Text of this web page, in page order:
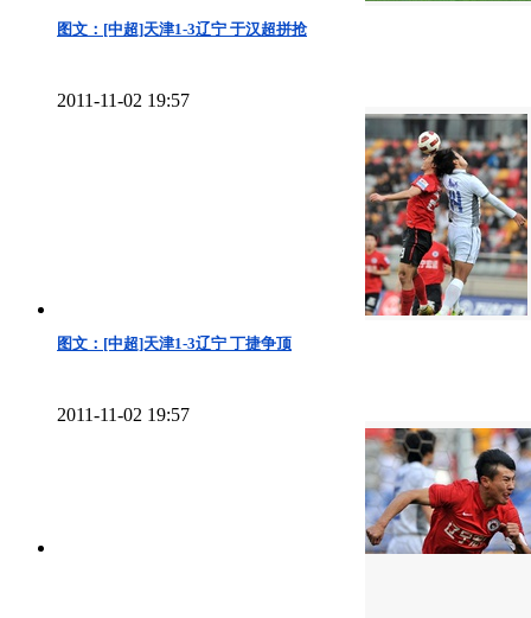
图文：[中超]天津1-3辽宁 于汉超拼抢
2011-11-02 19:57
图文：[中超]天津1-3辽宁 丁捷争顶
2011-11-02 19:57